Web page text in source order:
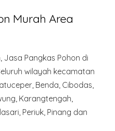
Murah Area
Pangkas Pohon di
wilayah kecamatan
Benda, Cibodas,
Karangtengah,
Periuk, Pinang dan